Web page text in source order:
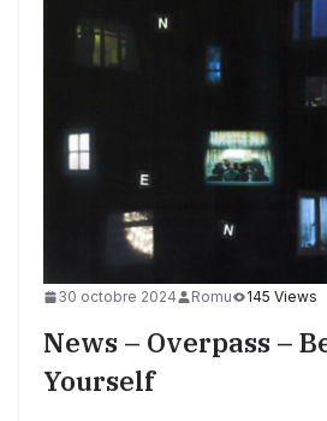
30 octobre 2024 Romu 145 Views
News – Overpass –
Yourself